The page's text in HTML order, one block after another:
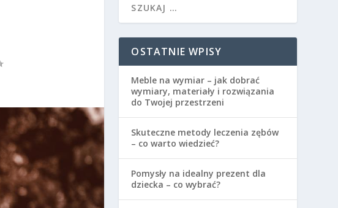
OSTATNIE WPISY
Meble na wymiar – jak dobrać
wymiary, materiały i rozwiązania
do Twojej przestrzeni
Skuteczne metody leczenia zębów
– co warto wiedzieć?
Pomysły na idealny prezent dla
dziecka – co wybrać?